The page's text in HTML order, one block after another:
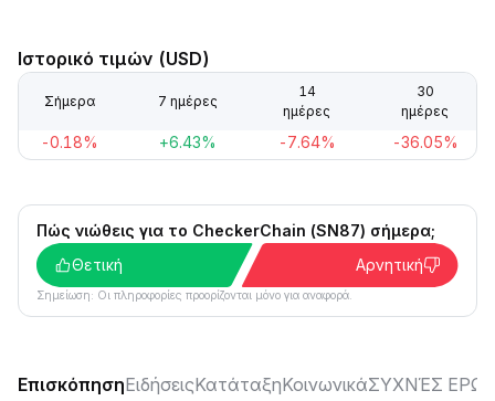
Ιστορικό τιμών (USD)
Σήμερα 7 ημέρες
14
ημέρες
30
ημέρες
-0.18% +6.43% -7.64% -36.05%
Πώς νιώθεις για το CheckerChain (SN87) σήμερα;
Θετική
Αρνητική
Σημείωση: Οι πληροφορίες προορίζονται μόνο για αναφορά.
ΕπισκόπησηΕιδήσειςΚατάταξηΚοινωνικάΣΥΧΝΈΣ